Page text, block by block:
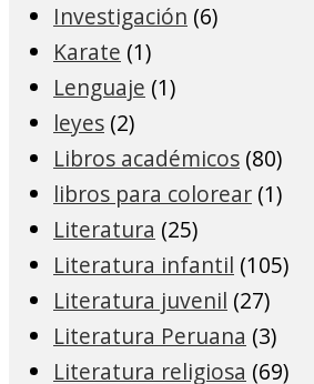
Investigación (6)
Karate (1)
Lenguaje (1)
leyes (2)
Libros académicos (80)
libros para colorear (1)
Literatura (25)
Literatura infantil (105)
Literatura juvenil (27)
Literatura Peruana (3)
Literatura religiosa (69)